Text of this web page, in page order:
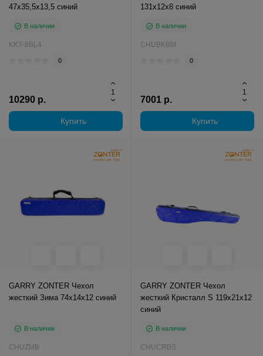
47x35,5x13,5 синий
В наличии
KK7-8BL4
0
10290 р.
Купить
131x12x8 синий
В наличии
CHUBKBM
0
7001 р.
Купить
GARRY ZONTER Чехол
жесткий Зима 74x14x12 синий
В наличии
CHUZMB
GARRY ZONTER Чехол
жесткий Кристалл S 119x21x12
синий
В наличии
CHUCRBS